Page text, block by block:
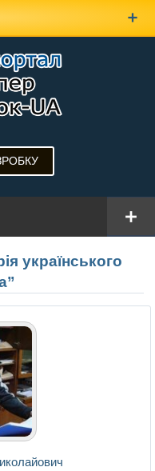
українського